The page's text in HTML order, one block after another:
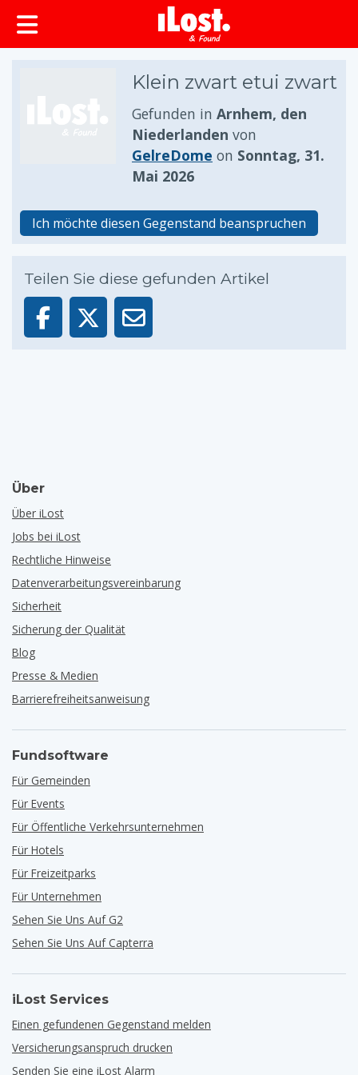
springen
Klein zwart etui zwart
Gefunden in Arnhem, den
Niederlanden von
GelreDome on Sonntag, 31.
Mai 2026
Ich möchte diesen Gegenstand beanspruchen
Teilen Sie diese gefunden Artikel
Über
Über iLost
Jobs bei iLost
Rechtliche Hinweise
Datenverarbeitungsvereinbarung
Sicherheit
Sicherung der Qualität
Blog
Presse & Medien
Barrierefreiheitsanweisung
Fundsoftware
Für Gemeinden
Für Events
Für Öffentliche Verkehrsunternehmen
Für Hotels
Für Freizeitparks
Für Unternehmen
Sehen Sie Uns Auf G2
Sehen Sie Uns Auf Capterra
iLost Services
Einen gefundenen Gegenstand melden
Versicherungsanspruch drucken
Senden Sie eine iLost Alarm